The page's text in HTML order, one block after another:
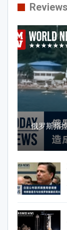
Reviews
俄罗斯指